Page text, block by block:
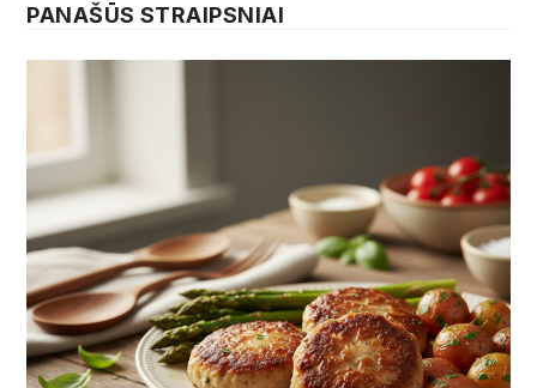
PANAŠŪS STRAIPSNIAI